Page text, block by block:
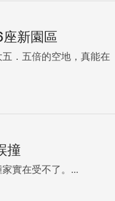
新園區
．五倍的空地，真能在
撞
家實在受不了。...